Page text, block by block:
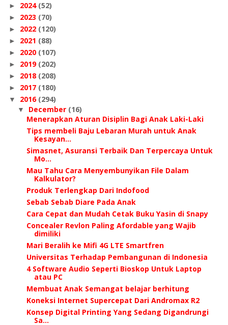
► 2024 (52)
► 2023 (70)
► 2022 (120)
► 2021 (88)
► 2020 (107)
► 2019 (202)
► 2018 (208)
► 2017 (180)
▼ 2016 (294)
▼ December (16)
Menerapkan Aturan Disiplin Bagi Anak Laki-Laki
Tips membeli Baju Lebaran Murah untuk Anak
Kesayan...
Simasnet, Asuransi Terbaik Dan Terpercaya Untuk
Mo...
Mau Tahu Cara Menyembunyikan File Dalam
Kalkulator?
Produk Terlengkap Dari Indofood
Sebab Sebab Diare Pada Anak
Cara Cepat dan Mudah Cetak Buku Yasin di Snapy
Concealer Revlon Paling Afordable yang Wajib
dimiliki
Mari Beralih ke Mifi 4G LTE Smartfren
Universitas Terhadap Pembangunan di Indonesia
4 Software Audio Seperti Bioskop Untuk Laptop
atau PC
Membuat Anak Semangat belajar berhitung
Koneksi Internet Supercepat Dari Andromax R2
Konsep Digital Printing Yang Sedang Digandrungi
Sa...